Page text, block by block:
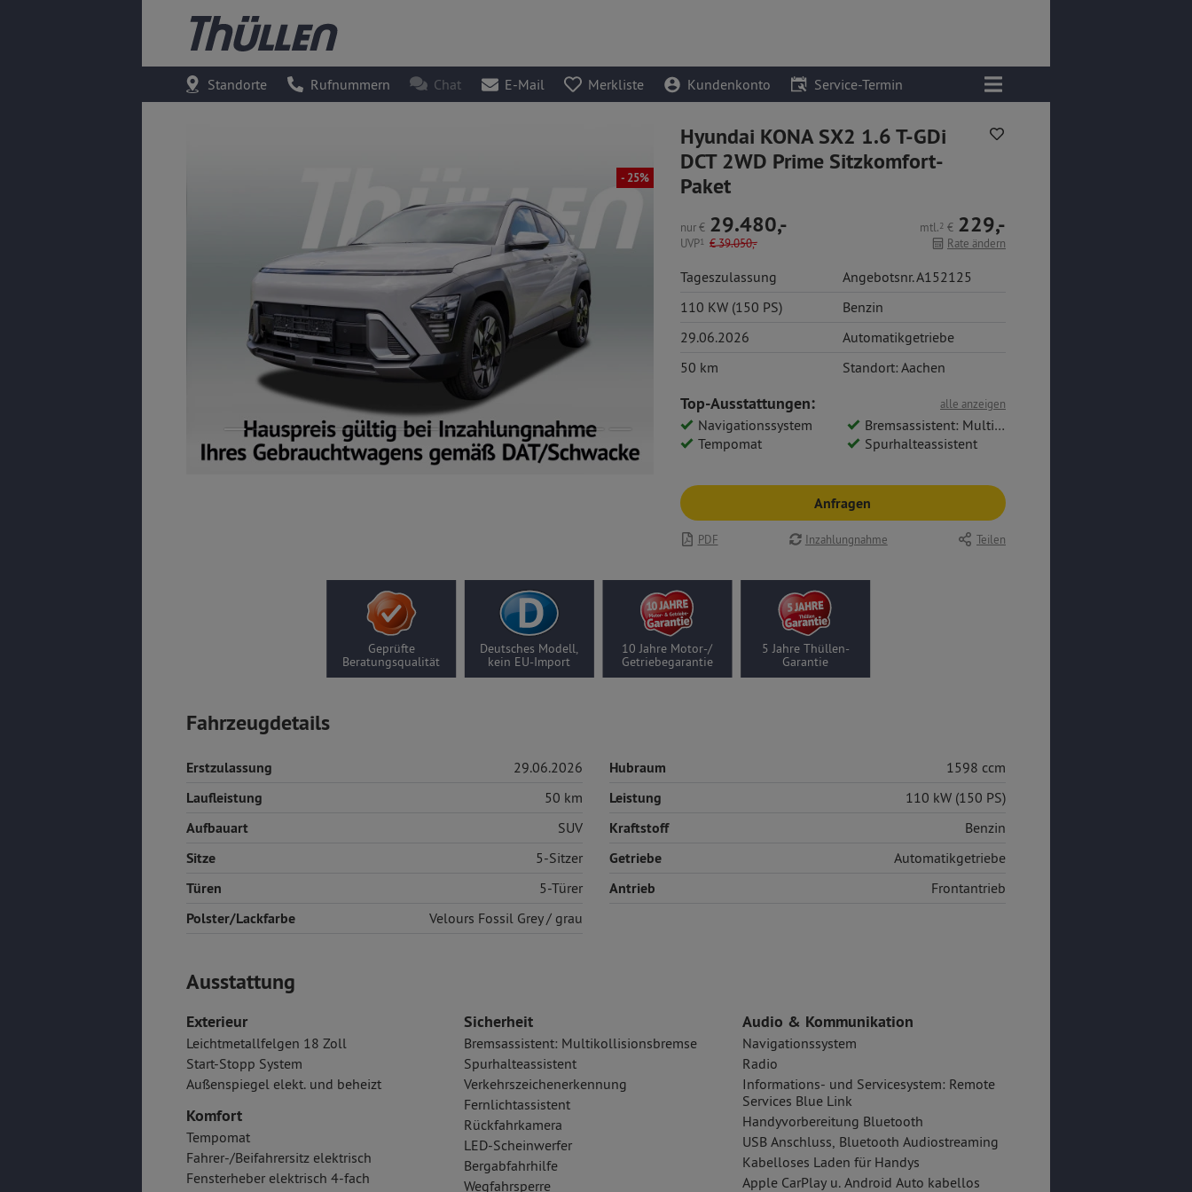
Standorte Rufnummern Chat E-Mail Merkliste Kundenkonto Service-Termin
- 25%
Hyundai KONA SX2 1.6 T-GDi
DCT 2WD Prime Sitzkomfort-
Paket
nur € 29.480,-
UVP1 €39.050,-
mtl.2 € 229,-
Rate ändern
Tageszulassung
Angebotsnr. A152125
110 KW (150 PS)
Benzin
29.06.2026
Automatikgetriebe
50 km
Standort: Aachen
alle anzeigen
Top-Ausstattungen:
Navigationssystem
Bremsassistent: Multikollisionsbremse
Tempomat
Spurhalteassistent
Anfragen
PDF Inzahlungnahme Teilen
Geprüfte
Beratungsqualität
Deutsches Modell,
kein EU-Import
10 Jahre Motor-/
Getriebegarantie
5 Jahre Thüllen-
Garantie
Fahrzeugdetails
Erstzulassung 29.06.2026
Laufleistung 50 km
Aufbauart SUV
Sitze 5-Sitzer
Türen 5-Türer
Polster/Lackfarbe Velours Fossil Grey / grau
Hubraum 1598 ccm
Leistung 110 kW (150 PS)
Kraftstoff Benzin
Getriebe Automatikgetriebe
Antrieb Frontantrieb
Ausstattung
Exterieur
Leichtmetallfelgen 18 Zoll
Start-Stopp System
Außenspiegel elekt. und beheizt
Komfort
Tempomat
Fahrer-/Beifahrersitz elektrisch
Fensterheber elektrisch 4-fach
Sicherheit
Bremsassistent: Multikollisionsbremse
Spurhalteassistent
Verkehrszeichenerkennung
Fernlichtassistent
Rückfahrkamera
LED-Scheinwerfer
Bergabfahrhilfe
Wegfahrsperre
Audio & Kommunikation
Navigationssystem
Radio
Informations- und Servicesystem: Remote
Services Blue Link
Handyvorbereitung Bluetooth
USB Anschluss, Bluetooth Audiostreaming
Kabelloses Laden für Handys
Apple CarPlay u. Android Auto kabellos